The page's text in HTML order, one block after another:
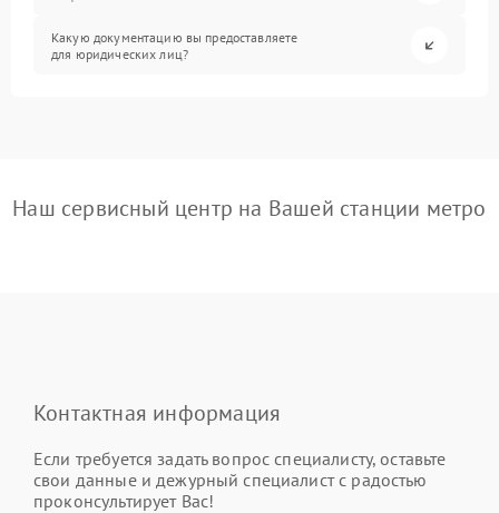
Какую документацию вы предоставляете
для юридических лиц?
Наш сервисный центр на Вашей станции метро
Контактная информация
Если требуется задать вопрос специалисту, оставьте
свои данные и дежурный специалист с радостью
проконсультирует Вас!